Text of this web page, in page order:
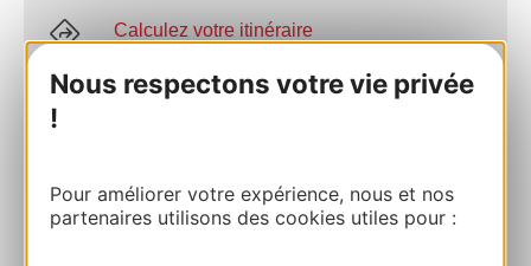
Nous respectons votre vie privée
!
Pour améliorer votre expérience, nous et nos
partenaires utilisons des cookies utiles pour :
Calculez votre itinéraire
05 63 71 59 27